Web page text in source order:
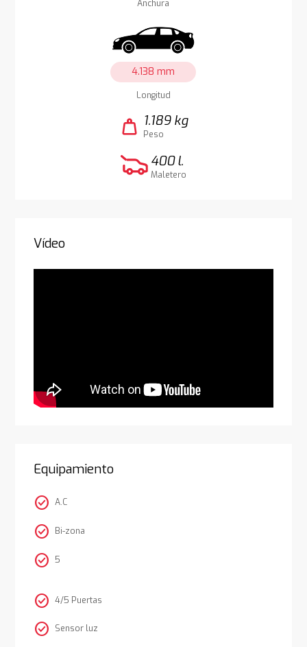
Anchura
4.138 mm
Longitud
weight 1.189 kg
Peso
400 l.
Maletero
Vídeo
Equipamiento
check_circle A.C
check_circle Bi-zona
check_circle 5
check_circle 4/5 Puertas
check_circle Sensor luz